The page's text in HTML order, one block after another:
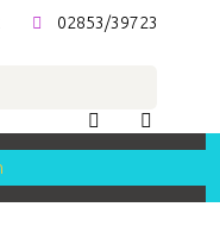
02853/39723